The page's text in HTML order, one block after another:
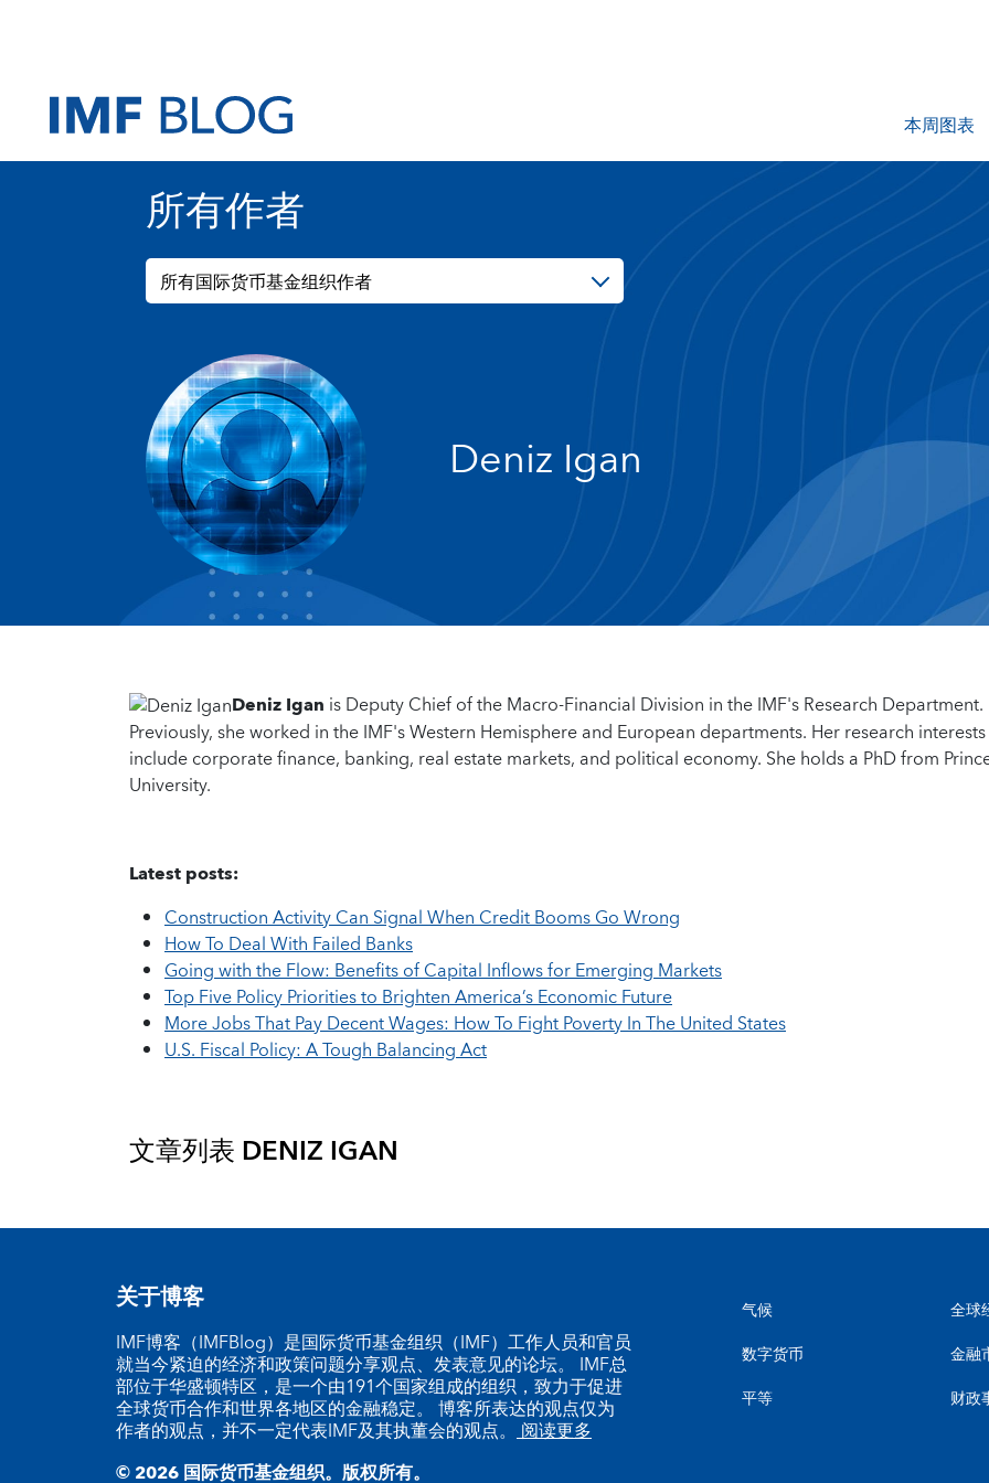
本周图表
所有作者
所有国际货币基金组织作者
Deniz Igan
Deniz Igan is Deputy Chief of the Macro-Financial Division in the IMF's Research Department.
Previously, she worked in the IMF's Western Hemisphere and European departments. Her research interests
include corporate finance, banking, real estate markets, and political economy. She holds a PhD from
University.
Latest posts:
Construction Activity Can Signal When Credit Booms Go Wrong
How To Deal With Failed Banks
Going with the Flow: Benefits of Capital Inflows for Emerging Markets
Top Five Policy Priorities to Brighten America’s Economic Future
More Jobs That Pay Decent Wages: How To Fight Poverty In The United States
U.S. Fiscal Policy: A Tough Balancing Act
文章列表DENIZ IGAN
关于博客
IMF博客（IMFBlog）是国际货币基金组织（IMF）工作人员和官员
就当今紧迫的经济和政策问题分享观点、发表意见的论坛。 IMF总
部位于华盛顿特区，是一个由191个国家组成的组织，致力于促进
全球货币合作和世界各地区的金融稳定。 博客所表达的观点仅为
作者的观点，并不一定代表IMF及其执董会的观点。 阅读更多
气候
数字货币
平等
全球
金融
财政
© 2026 国际货币基金组织。版权所有。